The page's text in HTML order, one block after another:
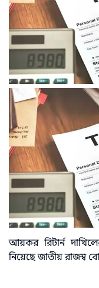
আয়কর রিটার্ন
নিয়েছে জাতীয় রাজস্ব